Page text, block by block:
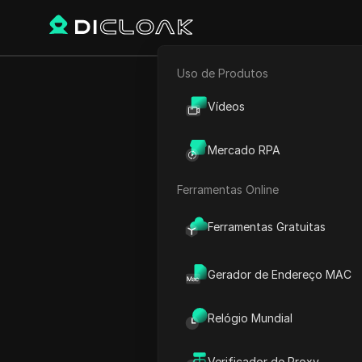
E-commerce
Uso de Produtos
Vídeos
Mercado RPA
Ferramentas Online
Ferramentas Gratuitas
Gerador de Endereço MAC
Relógio Mundial
Play Video:Como Criar